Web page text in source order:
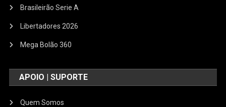
Brasileirão Serie A
Libertadores 2026
Mega Bolão 360
APOIO | SUPORTE
Quem Somos